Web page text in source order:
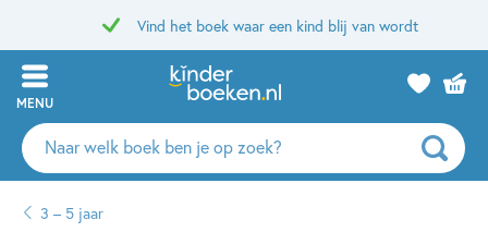
Vind het boek waar een kind blij van wordt
MENU
Zoeken
naar
auteurs
3 – 5 jaar